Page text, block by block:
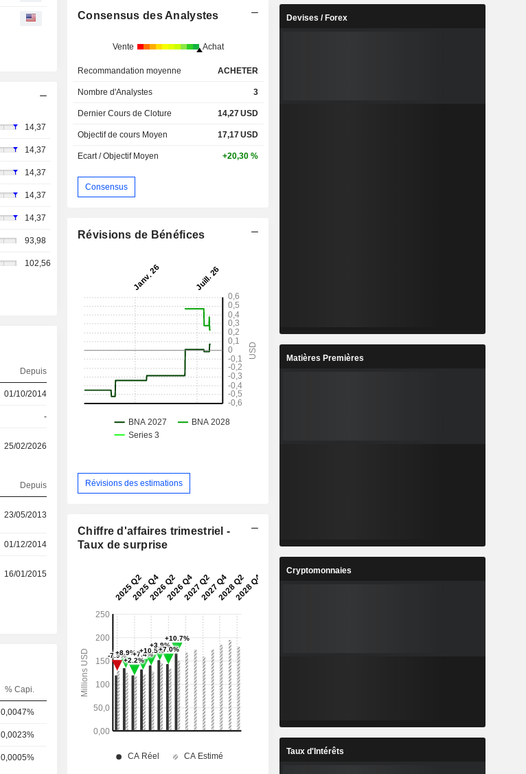
14,37
14,37
14,37
14,37
14,37
93,98
102,56
Depuis
01/10/2014
-
25/02/2026
Depuis
23/05/2013
01/12/2014
16/01/2015
% Capi.
0,0047%
0,0023%
0,0005%
Consensus des Analystes
Vente Achat
Recommandation moyenne ACHETER
Nombre d'Analystes 3
Dernier Cours de Cloture 14,27USD
Objectif de cours Moyen 17,17USD
Ecart / Objectif Moyen +20,30 %
Consensus
Révisions de Bénéfices
Révisions des estimations
Chiffre d'affaires trimestriel -
Taux de surprise
Devises / Forex
Matières Premières
Cryptomonnaies
Taux d'Intérêts